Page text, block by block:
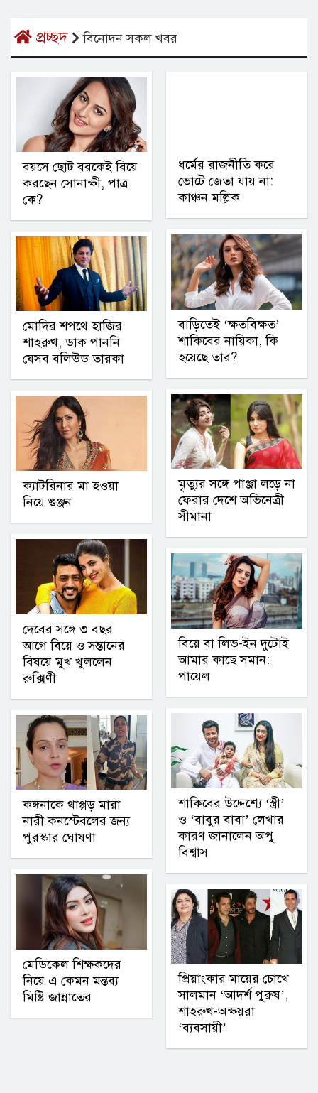
প্রচ্ছদ বিনোদন সকল খবর
বয়সে ছোট বরকেই বিয়ে
করছেন সোনাক্ষী, পাত্র
কে?
মোদির শপথে হাজির
শাহরুখ, ডাক পাননি
যেসব বলিউড তারকা
ক্যাটরিনার মা হওয়া
নিয়ে গুঞ্জন
দেবের সঙ্গে ৩ বছর
আগে বিয়ে ও সন্তানের
বিষয়ে মুখ খুললেন
রুক্সিণী
কঙ্গনাকে থাপ্পড় মারা
নারী কনস্টেবলের জন্য
পুরস্কার ঘোষণা
মেডিকেল শিক্ষকদের
নিয়ে এ কেমন মন্তব্য
মিষ্টি জান্নাতের
ধর্মের রাজনীতি করে
ভোটে জেতা যায় না:
কাঞ্চন মল্লিক
বাড়িতেই ‘ক্ষতবিক্ষত’
শাকিবের নায়িকা, কি
হয়েছে তার?
মৃত্যুর সঙ্গে পাঞ্জা লড়ে না
ফেরার দেশে অভিনেত্রী
সীমানা
বিয়ে বা লিভ-ইন দুটোই
আমার কাছে সমান:
পায়েল
শাকিবের উদ্দেশ্যে ‘স্ত্রী’
ও ‘বাবুর বাবা’ লেখার
কারণ জানালেন অপু
বিশ্বাস
প্রিয়াংকার মায়ের চোখে
সালমান ‘আদর্শ পুরুষ’,
শাহরুখ-অক্ষয়রা
‘ব্যবসায়ী’